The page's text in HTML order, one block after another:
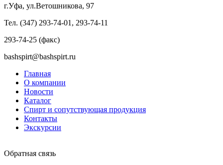
г.Уфа, ул.Ветошникова, 97
Тел. (347) 293-74-01, 293-74-11
293-74-25 (факс)
bashspirt@bashspirt.ru
Главная
О компании
Новости
Каталог
Спирт и сопутствующая продукция
Контакты
Экскурсии
Обратная связь